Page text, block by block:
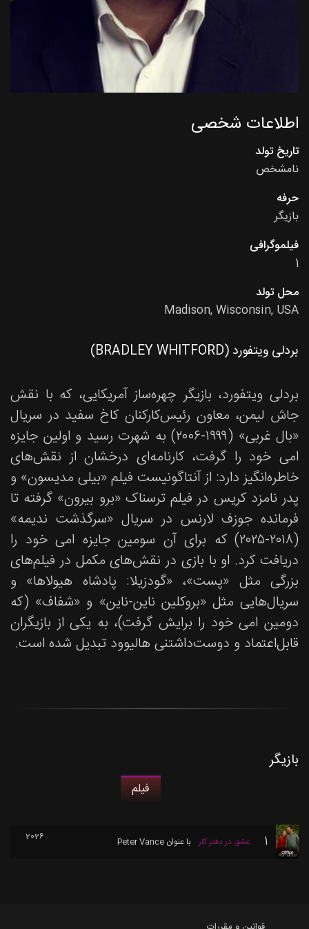
اطلاعات شخصی
تاریخ تولد
نامشخص
حرفه
بازیگر
فیلموگرافی
1
محل تولد
Madison, Wisconsin, USA
بردلی ویتفورد (BRADLEY WHITFORD)
بردلی ویتفورد، بازیگر چهره‌ساز آمریکایی، که با نقش
جاش لیمن، معاون رئیس‌کارکنان کاخ سفید در سریال
«بال غربی» (۱۹۹۹-۲۰۰۶) به شهرت رسید و اولین جایزه
امی خود را گرفت، کارنامه‌ای درخشان از نقش‌های
خاطره‌انگیز دارد: از آنتاگونیست فیلم «بیلی مدیسون» و
پدر نامزد کریس در فیلم ترسناک «برو بیرون» گرفته تا
فرمانده جوزف لارنس در سریال «سرگذشت ندیمه»
(۲۰۱۸-۲۰۲۵) که برای آن سومین جایزه امی خود را
دریافت کرد. او با بازی در نقش‌های مکمل در فیلم‌های
بزرگی مثل «پست»، «گودزیلا: پادشاه هیولاها» و
سریال‌هایی مثل «بروکلین ناین-ناین» و «شفاف» (که
دومین امی خود را برایش گرفت)، به یکی از بازیگران
قابل‌اعتماد و دوست‌داشتنی هالیوود تبدیل شده است.
بازیگر
فیلم
1 عشق در دفتر کار با عنوان Peter Vance
2026